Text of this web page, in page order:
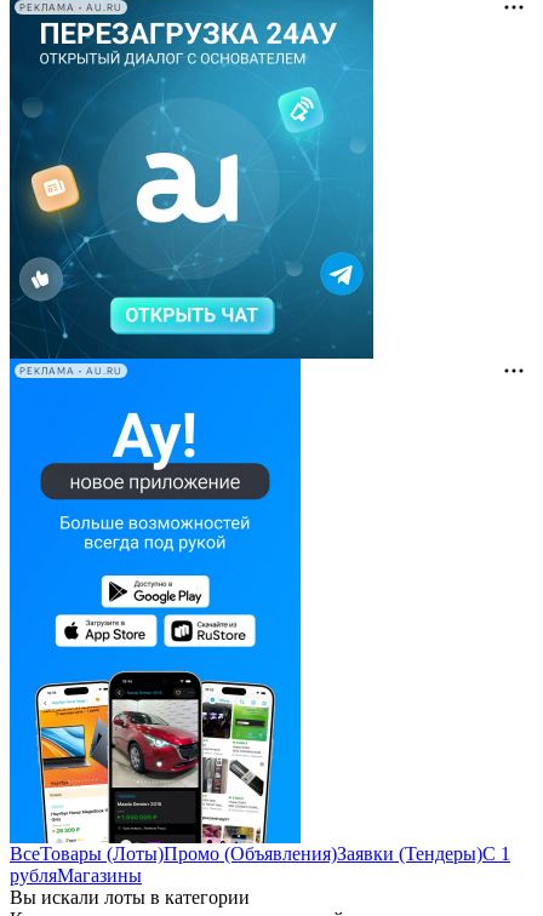
РЕКЛАМА • AU.RU
РЕКЛАМА • AU.RU
ВсеТовары (Лоты)Промо (Объявления)Заявки (Тендеры)С 1
рубляМагазины
Вы искали лоты в категории